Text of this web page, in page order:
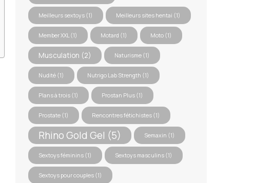
Meilleurs sextoys(1) Meilleurs sites hentai (1)
Member XXL(1) Motard (1) Moto(1)
Musculation (2) Naturisme(1)
Nudité(1) Nutrigo Lab Strength (1)
Plans à trois(1) Prostan Plus(1)
Prostate(1) Rencontres fétichistes(1)
Rhino Gold Gel (5) Semaxin (1)
Sextoys féminins(1) Sextoys masculins(1)
Sextoys pour couples(1)